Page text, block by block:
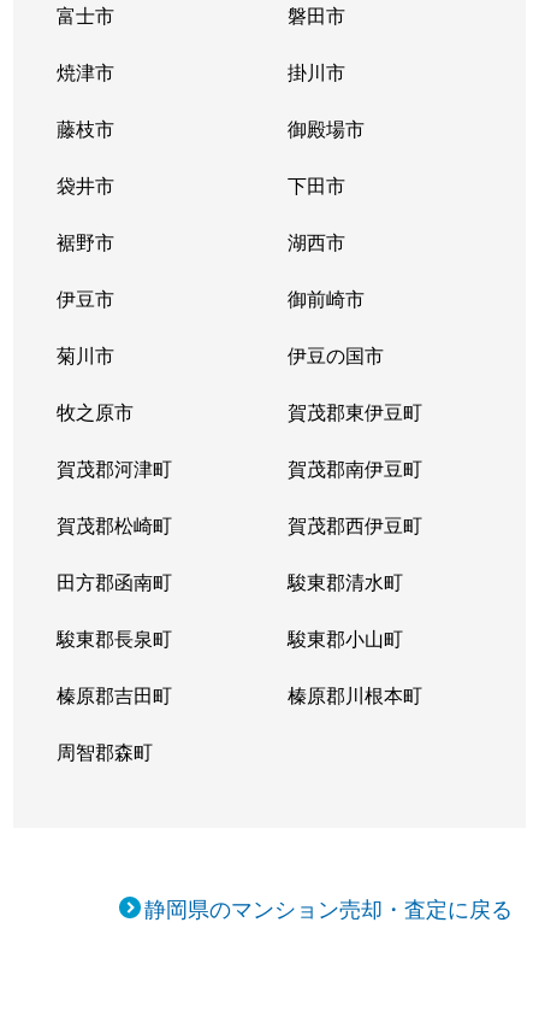
富士市 磐田市
焼津市 掛川市
藤枝市 御殿場市
袋井市 下田市
裾野市 湖西市
伊豆市 御前崎市
菊川市 伊豆の国市
牧之原市 賀茂郡東伊豆町
賀茂郡河津町 賀茂郡南伊豆町
賀茂郡松崎町 賀茂郡西伊豆町
田方郡函南町 駿東郡清水町
駿東郡長泉町 駿東郡小山町
榛原郡吉田町 榛原郡川根本町
周智郡森町
静岡県のマンション売却・査定に戻る